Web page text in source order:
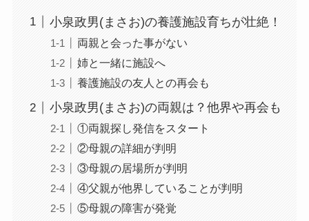
小泉政男(まさお)の養護施設育ちが壮絶！
両親と会った事がない
姉と一緒に施設へ
養護施設の友人との再会も
小泉政男(まさお)の両親は？他界や再会も
①両親探し発信をスタート
②母親の詳細が判明
③母親の居場所が判明
④父親が他界していることが判明
⑤母親の障害が発覚